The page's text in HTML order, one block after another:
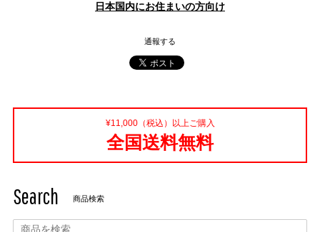
日本国内にお住まいの方向け
通報する
¥11,000（税込）以上ご購入
全国送料無料
Search 商品検索